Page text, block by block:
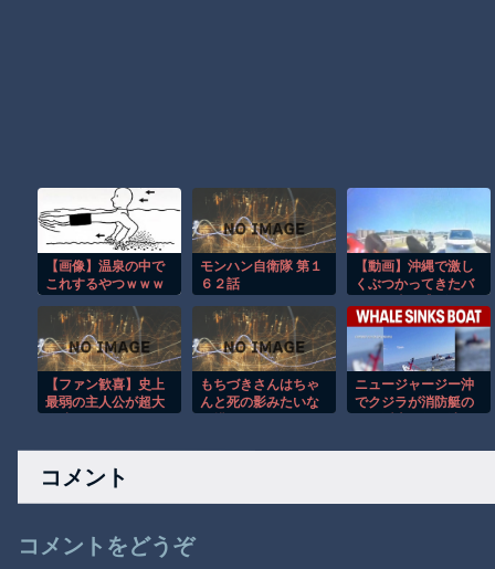
【画像】温泉の中で
これするやつｗｗｗ
ｗｗｗｗｗｗｗｗｗ
ｗｗｗｗｗｗｗｗｗ
ｗｗ
モンハン自衛隊 第１
６２話
【動画】沖縄で激し
くぶつかってきたバ
てしまうドラレコ。
【ファン歓喜】史上
最弱の主人公が超大
もちづきさんはちゃ
んと死の影みたいな
責任だわ
ニュージャージー沖
でクジラが消防艇の
コメント
コメントをどうぞ